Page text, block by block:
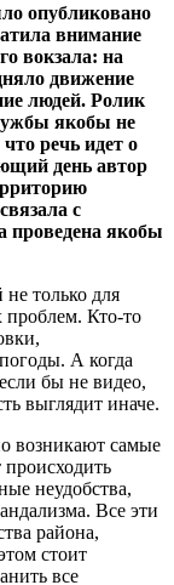
опубликовано
внимание
вокзала: на
движение
людей. Ролик
якобы не
речь идет о
день автор
с
проведена якобы
только для
проблем. Кто-то
А когда
бы не видео,
выглядит иначе.
возникают самые
происходить
неудобства,
Все эти
района,
стоит
все